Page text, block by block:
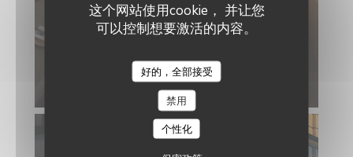
这个网站使用cookie， 并让您
可以控制想要激活的内容。
好的，全部接受
禁用
个性化